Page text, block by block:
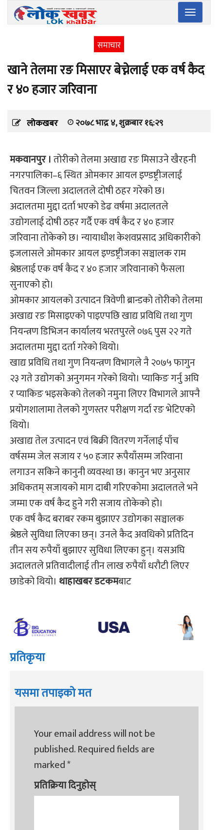
Toggle
समाचार
खाने तेलमा रङ मिसाएर बेच्नेलाई एक वर्ष कैद
र ४० हजार जरिवाना
लोकखबर २०७८ भाद्र ४, शुक्रबार १६:२९
मकवानपुर ।तोरीको तेलमा अखाद्य रङ मिसाउने खैरहनी
नगरपालिका–६ स्थित ओमकार आयल इण्डष्ट्रीजलाई
चितवन जिल्ला अदालतले दोषी ठहर गरेको छ।
अदालतमा मुद्दा दर्ता भएको डेढ वर्षमा अदालतले
उद्योगलाई दोषी ठहर गर्दै एक वर्ष कैद र ४० हजार
जरिवाना तोकेको छ। न्यायाधीश केशवप्रसाद अधिकारीको
इजलासले ओमकार आयल इण्डष्ट्रीजका सञ्चालक राम
श्रेष्ठलाई एक वर्ष कैद र ४० हजार जरिवानाको फैसला
सुनाएको हो।
ओमकार आयलको उत्पादन त्रिवेणी ब्रान्डको तोरीको तेलमा
अखाद्य रङ मिसाइएको पाइएपछि खाद्य प्रविधि तथा गुण
नियन्त्रण डिभिजन कार्यालय भरतपुरले ०७६ पुस २२ गते
अदालतमा मुद्दा दर्ता गरेको थियो।
खाद्य प्रविधि तथा गुण नियन्त्रण विभागले नै २०७५ फागुन
२३ गते उद्योगको अनुगमन गरेको थियो। प्याकिङ गर्नु अघि
र प्याकिङ भइसकेको तेलको नमुना लिएर विभागले आफ्नै
प्रयोगशालामा तेलको गुणस्तर परीक्षण गर्दा रङ भेटिएको
थियो।
अखाद्य तेल उत्पादन एवं बिक्री वितरण गर्नेलाई पाँच
वर्षसम्म जेल सजाय र ५० हजार रूपैयाँसम्म जरिवाना
लगाउन सकिने कानुनी व्यवस्था छ। कानुन भए अनुसार
अधिकतम् सजायको माग दाबी गरिएकोमा अदालतले भने
जम्मा एक वर्ष कैद हुने गरी सजाय तोकेको हो।
एक वर्ष कैद बराबर रकम बुझाएर उद्योगका सञ्चालक
श्रेष्ठले सुविधा लिएका छन्। उनले कैद अवधिको प्रतिदिन
तीन सय रुपैयाँ बुझाएर सुविधा लिएका हुन्। यसअघि
अदालतले प्रतिवादीलाई तीन लाख रुपैयाँ धरौटी लिएर
छाडेको थियो। थाहाखबर डटकमबाट
प्रतिकृया
यसमा तपाइको मत
Your email address will not be
published.Required fields are
marked*
प्रतिक्रिया दिनुहोस्